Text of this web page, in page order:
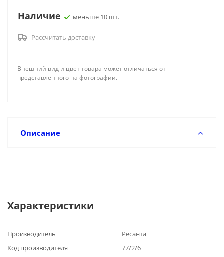
Наличие меньше 10 шт.
Рассчитать доставку
Внешний вид и цвет товара может отличаться от
представленного на фотографии.
Описание
Характеристики
Производитель
Ресанта
Код производителя
77/2/6